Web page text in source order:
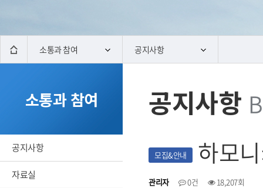
소통과 참여 공지사항
소통과 참여
공지사항
자료실
공지사항
모집&안내 하모
관리자 0건 18,207회